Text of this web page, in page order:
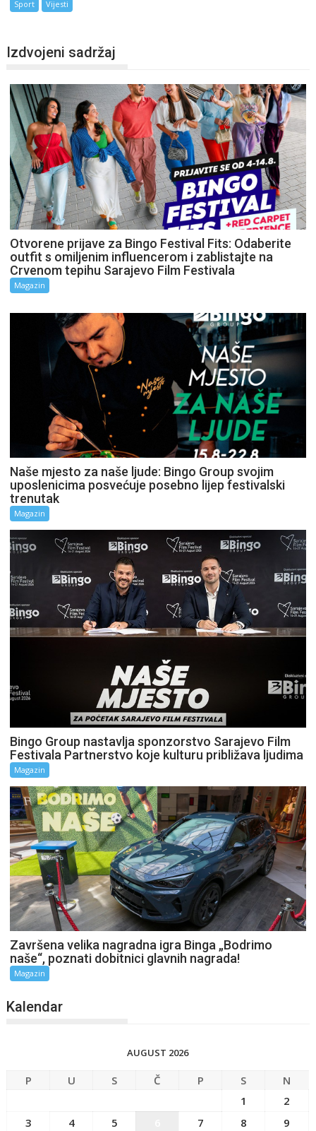
Sport Vijesti
Izdvojeni sadržaj
Otvorene prijave za Bingo Festival Fits: Odaberite
outfit s omiljenim influencerom i zablistajte na
Crvenom tepihu Sarajevo Film Festivala
Magazin
Naše mjesto za naše ljude: Bingo Group svojim
uposlenicima posvećuje posebno lijep festivalski
trenutak
Magazin
Bingo Group nastavlja sponzorstvo Sarajevo Film
Festivala Partnerstvo koje kulturu približava ljudima
Magazin
Završena velika nagradna igra Binga „Bodrimo
naše“, poznati dobitnici glavnih nagrada!
Magazin
Kalendar
AUGUST 2026
P U S Č P S
N
1
2
3
4 5 7 8
9